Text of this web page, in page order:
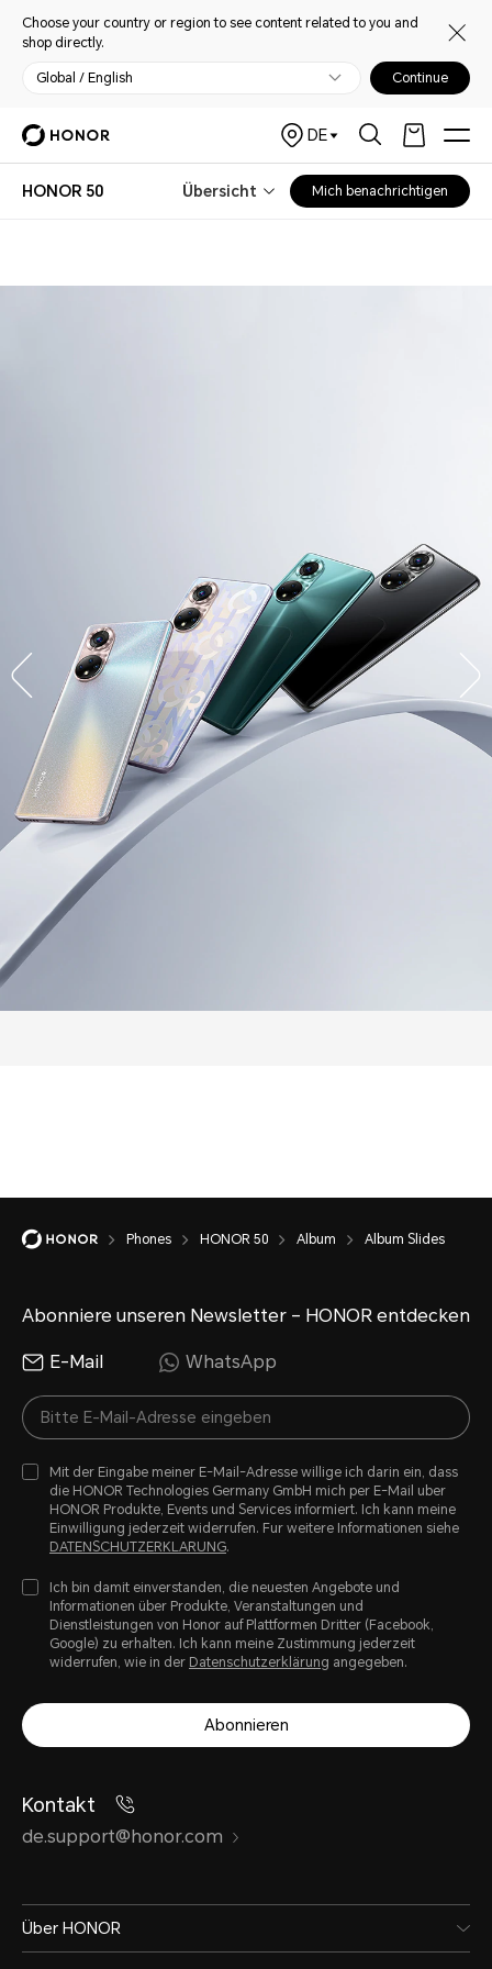
Choose your country or region to see content related to you and
shop directly.
Global / English Continue
DE
HONOR 50 Übersicht Mich benachrichtigen
Phones HONOR 50 Album Album Slides
Abonniere unseren Newsletter – HONOR entdecken
E-Mail WhatsApp
Mit der Eingabe meiner E-Mail-Adresse willige ich darin ein, dass
die HONOR Technologies Germany GmbH mich per E-Mail uber
HONOR Produkte, Events und Services informiert. Ich kann meine
Einwilligung jederzeit widerrufen. Fur weitere Informationen siehe
DATENSCHUTZERKLARUNG.
Ich bin damit einverstanden, die neuesten Angebote und
Informationen über Produkte, Veranstaltungen und
Dienstleistungen von Honor auf Plattformen Dritter (Facebook,
Google) zu erhalten. Ich kann meine Zustimmung jederzeit
widerrufen, wie in der Datenschutzerklärung angegeben.
Abonnieren
Kontakt
de.support@honor.com
Über HONOR